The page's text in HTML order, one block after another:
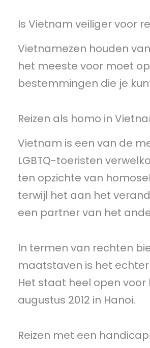
Is Vietnam veiliger voor
Vietnamezen houden
het meeste voor moet
bestemmingen die je
Reizen als homo in
Vietnam is een van de
LGBTQ-toeristen
ten opzichte van
terwijl het aan het
een partner van het
In termen van rechten
maatstaven is het
Het staat heel open
augustus 2012 in Hanoi.
Reizen met een